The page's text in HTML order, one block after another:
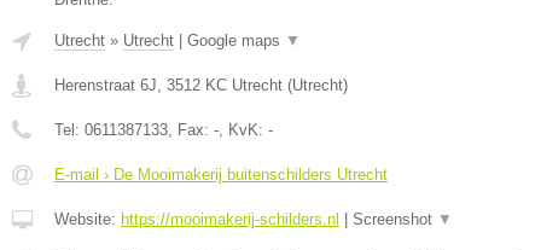
Utrecht » Utrecht Google maps ▼
Herenstraat 6J, 3512 KC Utrecht (Utrecht)
Tel: 0611387133, Fax: -, KvK: -
E-mail › De Mooimakerij buitenschilders Utrecht
Website: https://mooimakerij-schilders.nl Screenshot ▼